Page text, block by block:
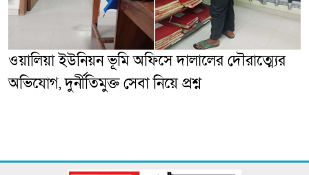
ওয়ালিয়া ইউনিয়ন ভূমি অফিসে দালালের দৌরাত্ম্যের
অভিযোগ, দুর্নীতিমুক্ত সেবা নিয়ে প্রশ্ন